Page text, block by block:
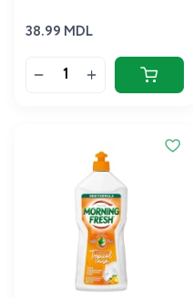
38.99 MDL